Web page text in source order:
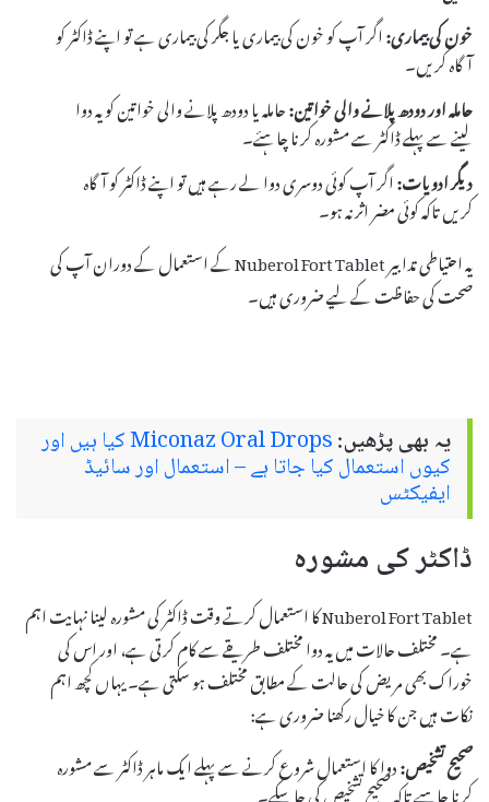
خون کی بیماری:اگر آپ کو خون کی بیماری یا جگر کی بیماری ہے تو اپنے ڈاکٹر کو
آگاہ کریں۔
حاملہ اور دودھ پلانے والی خواتین:حاملہ یا دودھ پلانے والی خواتین کو یہ دوا
لینے سے پہلے ڈاکٹر سے مشورہ کرنا چاہئے۔
دیگر ادویات:اگر آپ کوئی دوسری دوا لے رہے ہیں تو اپنے ڈاکٹر کو آگاہ
کریں تاکہ کوئی مضر اثر نہ ہو۔
یہ احتیاطی تدابیر Nuberol Fort Tablet کے استعمال کے دوران آپ کی
صحت کی حفاظت کے لیے ضروری ہیں۔
یہ بھی پڑھیں: Miconaz Oral Drops کیا ہیں اور
کیوں استعمال کیا جاتا ہے – استعمال اور سائیڈ
ایفیکٹس
ڈاکٹر کی مشورہ
Nuberol Fort Tablet کا استعمال کرتے وقت ڈاکٹر کی مشورہ لینا نہایت اہم
ہے۔ مختلف حالات میں یہ دوا مختلف طریقے سے کام کرتی ہے، اور اس کی
خوراک بھی مریض کی حالت کے مطابق مختلف ہو سکتی ہے۔ یہاں کچھ اہم
نکات ہیں جن کا خیال رکھنا ضروری ہے:
صحیح تشخیص:دوا کا استعمال شروع کرنے سے پہلے ایک ماہر ڈاکٹر سے مشورہ
کرنا چاہیے تاکہ صحیح تشخیص کی جا سکے۔